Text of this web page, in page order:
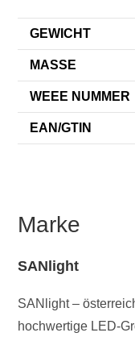
GEWICHT
MASSE
WEEE NUMMER
EAN/GTIN
Marke
SANlight
SANlight –
hochwertige LED-